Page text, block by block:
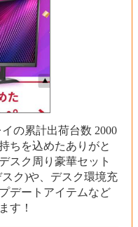
の累計出荷台数 2000
ちを込めたありがと
スク周り豪華セット
ク)や、デスク環境充
デートアイテムなど
す！